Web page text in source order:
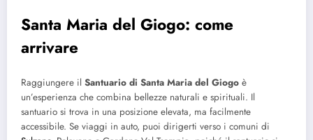
Santa Maria del Giogo: come
arrivare
Raggiungere il Santuario di Santa Maria del Giogo è
un’esperienza che combina bellezze naturali e spirituali. Il
santuario si trova in una posizione elevata, ma facilmente
accessibile. Se viaggi in auto, puoi dirigerti verso i comuni di